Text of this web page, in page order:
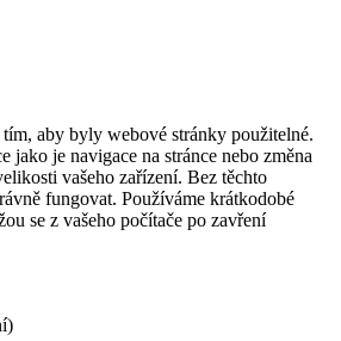
aby byly webové stránky použitelné.
jako je navigace na stránce nebo změna
vašeho zařízení. Bez těchto
fungovat. Používáme krátkodobé
se z vašeho počítače po zavření